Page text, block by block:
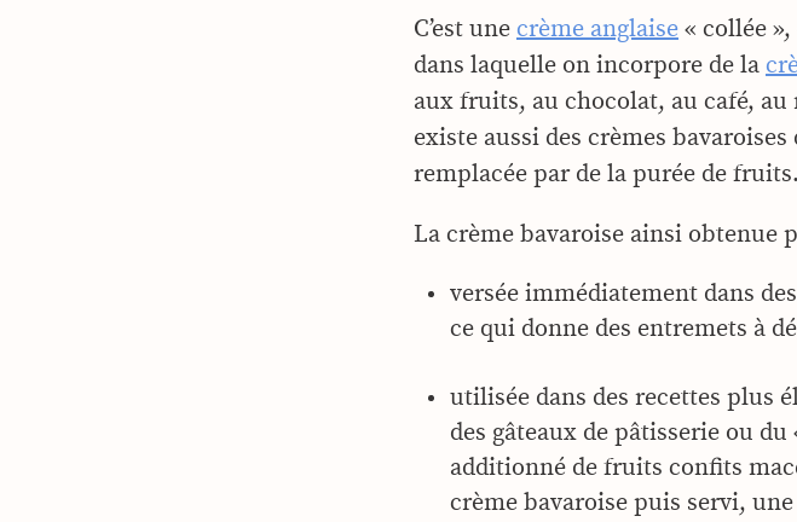
C’est une crème anglaise « collée
dans laquelle on incorpore de la
aux fruits, au chocolat, au café,
existe aussi des crèmes
remplacée par de la purée de fruits.
La crème bavaroise ainsi obtenue
versée immédiatement dans
ce qui donne des entremets à
utilisée dans des recettes plus
des gâteaux de pâtisserie ou du
additionné de fruits confits
crème bavaroise puis servi,